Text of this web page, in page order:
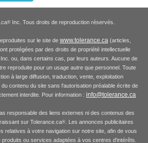
®Inc. Tous droits de reproduction réservés.
sur le site de www.tolerance.ca(articles,
protégées par des droits de propriété intellectuelle
Inc. ou, dans certains cas, par leurs auteurs. Aucune de
reproduite pour un usage autre que personnel. Toute
à large diffusion, traduction, vente, exploitation
contenu du site sans l'autorisation préalable écrite de
interdite. Pour information : info@tolerance.ca
responsable des liens externes ni des contenus des
sur Tolerance.ca®. Les annonces publicitaires
relatives à votre navigation sur notre site, afin de vous
ou services adaptées à vos centres d'intérêts.